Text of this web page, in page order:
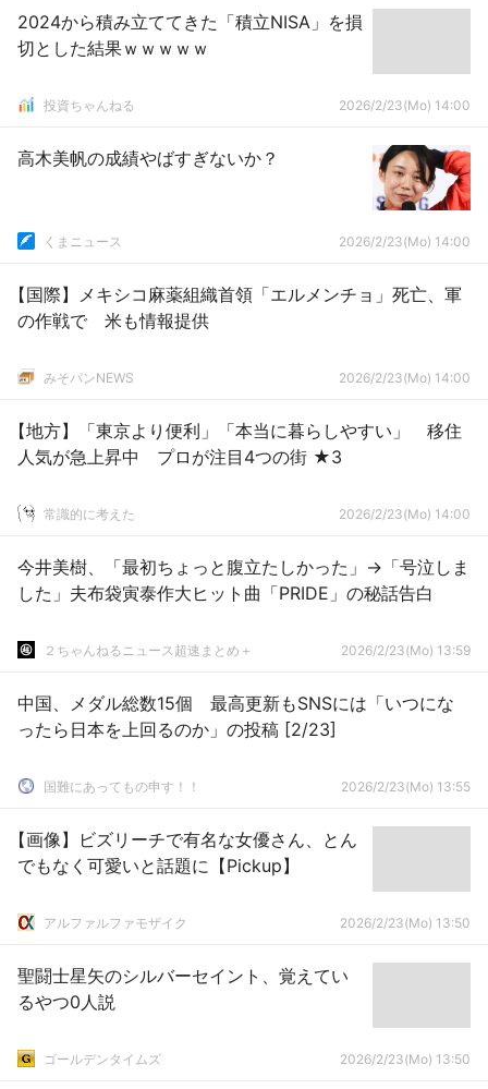
2024から積み立ててきた「積立NISA」を損
切とした結果ｗｗｗｗｗ
投資ちゃんねる 2026/2/23(Mo) 14:00
高木美帆の成績やばすぎないか？
くまニュース 2026/2/23(Mo) 14:00
【国際】メキシコ麻薬組織首領「エルメンチョ」死亡、軍
の作戦で 米も情報提供
みそパンNEWS 2026/2/23(Mo) 14:00
【地方】「東京より便利」「本当に暮らしやすい」 移住
人気が急上昇中 プロが注目4つの街 ★3
常識的に考えた 2026/2/23(Mo) 14:00
今井美樹、「最初ちょっと腹立たしかった」→「号泣しま
した」夫布袋寅泰作大ヒット曲「PRIDE」の秘話告白
２ちゃんねるニュース超速まとめ＋ 2026/2/23(Mo) 13:59
中国、メダル総数15個 最高更新もSNSには「いつにな
ったら日本を上回るのか」の投稿 [2/23]
国難にあってもの申す！！ 2026/2/23(Mo) 13:55
【画像】ビズリーチで有名な女優さん、とん
でもなく可愛いと話題に【Pickup】
アルファルファモザイク 2026/2/23(Mo) 13:50
聖闘士星矢のシルバーセイント、覚えてい
るやつ0人説
ゴールデンタイムズ 2026/2/23(Mo) 13:50